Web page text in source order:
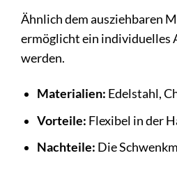
Ähnlich dem ausziehbaren
ermöglicht ein individuelles
werden.
Materialien: Edelstahl,
Vorteile: Flexibel in der
Nachteile: Die